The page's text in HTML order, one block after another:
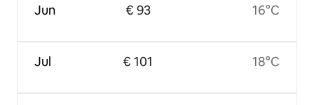
Jun
Jul
€ 93
€ 101
16°C
18°C